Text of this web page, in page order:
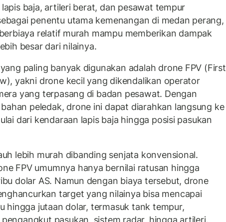
baja, artileri berat, dan pesawat tempur
penentu utama kemenangan di medan perang,
relatif murah mampu memberikan dampak
besar dari nilainya.
paling banyak digunakan adalah drone FPV (First
yakni drone kecil yang dikendalikan operator
yang terpasang di badan pesawat. Dengan
peledak, drone ini dapat diarahkan langsung ke
dari kendaraan lapis baja hingga posisi pasukan
lebih murah dibanding senjata konvensional.
FPV umumnya hanya bernilai ratusan hingga
dolar AS. Namun dengan biaya tersebut, drone
target yang nilainya bisa mencapai
hingga jutaan dolar, termasuk tank tempur,
pasukan, sistem radar, hingga artileri.